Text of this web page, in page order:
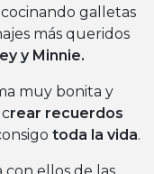
galletas
más queridos
y Minnie.
muy bonita y
rear recuerdos
toda la vida.